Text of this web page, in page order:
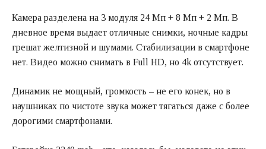
Камера разделена на 3 модуля 24 Мп + 8 Мп + 2 Мп. В
дневное время выдает отличные снимки, ночные кадры
грешат желтизной и шумами. Стабилизации в смартфоне
нет. Видео можно снимать в Full HD, но 4k отсутствует.
Динамик не мощный, громкость – не его конек, но в
наушниках по чистоте звука может тягаться даже с более
дорогими смартфонами.